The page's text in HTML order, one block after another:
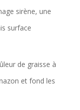
sirène, une
surface
de graisse à
et fond les